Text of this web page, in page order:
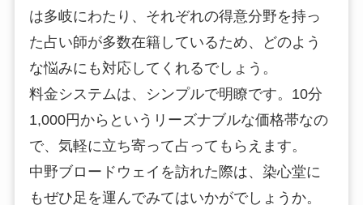
は多岐にわたり、それぞれの得意分野を持っ
た占い師が多数在籍しているため、どのよう
な悩みにも対応してくれるでしょう。
料金システムは、シンプルで明瞭です。10分
1,000円からというリーズナブルな価格帯なの
で、気軽に立ち寄って占ってもらえます。
中野ブロードウェイを訪れた際は、染心堂に
もぜひ足を運んでみてはいかがでしょうか。